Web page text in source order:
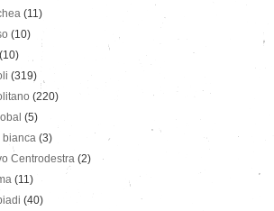
(11)
(10)
(10)
(319)
(220)
(5)
bianca (3)
Centrodestra (2)
(11)
(40)